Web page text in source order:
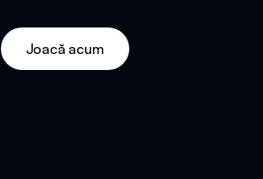
Joacă acum